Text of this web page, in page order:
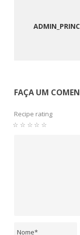
FAÇA UM
Recipe rating
☆
☆
☆
☆
☆